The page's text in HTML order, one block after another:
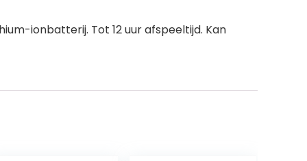
ionbatterij. Tot 12 uur afspeeltijd. Kan